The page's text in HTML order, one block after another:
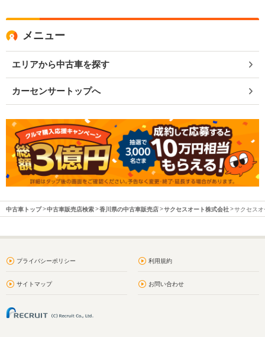
メニュー
エリアから中古車を探す
カーセンサートップへ
中古車トップ 中古車販売店検索 香川県の中古車販売店 サクセスオート株式会社 サクセス
プライバシーポリシー 利用規約
サイトマップ お問い合わせ